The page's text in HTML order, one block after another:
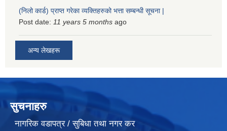
(निलो कार्ड) प्राप्त गरेका व्यक्तिहरुको भत्ता सम्बन्धी सूचना |
Post date: 11 years 5 months ago
अन्य लेखहरू
सुचनाहरु
नागरिक वडापत्र / सुबिधा तथा नगर कर